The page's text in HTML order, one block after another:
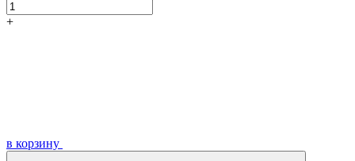
+
в корзину